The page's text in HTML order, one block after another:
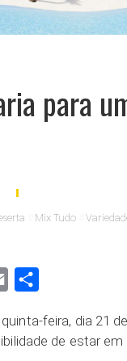
para
Mix Tudo
Email
feira, dia 21
de estar em